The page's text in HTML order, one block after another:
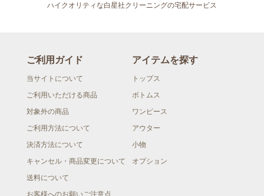
ハイクオリティな白星社クリーニングの宅配サービス
ご利用ガイド
当サイトについて
ご利用いただける商品
対象外の商品
ご利用方法について
決済方法について
キャンセル・商品変更について
送料について
お客様へのお願いご注意点
アイテムを探す
トップス
ボトムス
ワンピース
アウター
小物
オプション